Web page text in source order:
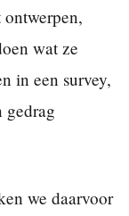
wat ze
in een survey,
gedrag
we daarvoor